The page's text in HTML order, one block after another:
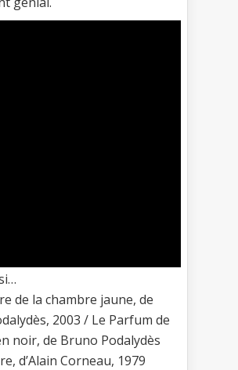
de la chambre jaune, de
2003 / Le Parfum de
noir, de Bruno Podalydès
d’Alain Corneau, 1979